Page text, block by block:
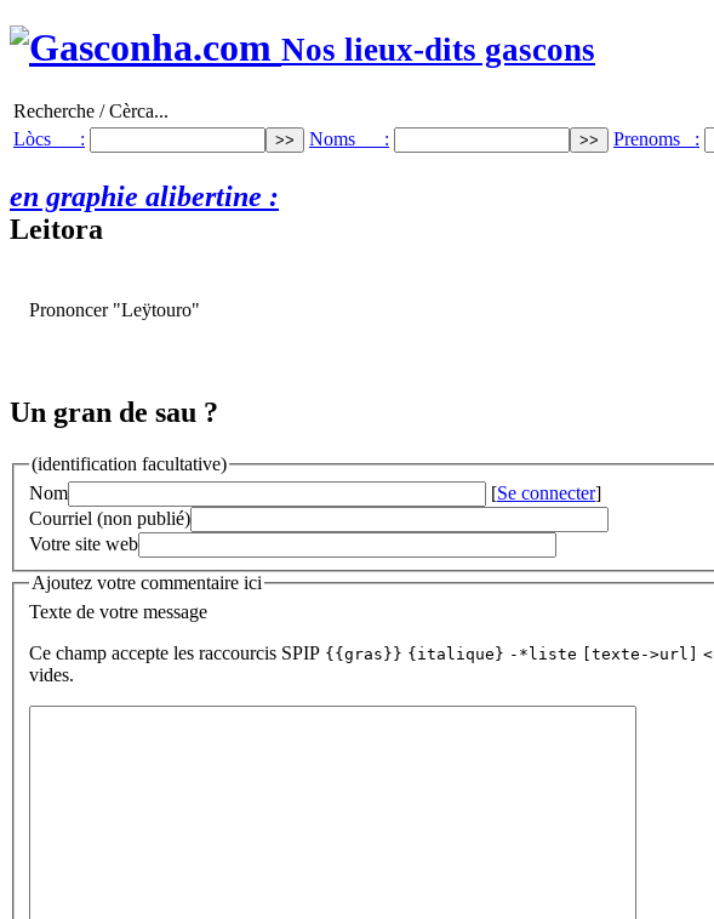
Nos lieux-dits gascons
Recherche / Cèrca...
Lòcs :
Noms : Prenoms :
en graphie alibertine :
Leitora
Prononcer "Leÿtouro"
Un gran de sau ?
(identification facultative)
Nom
[Se connecter]
Courriel (non publié)
Votre site web
Ajoutez votre commentaire ici
Texte de votre message
Ce champ accepte les raccourcis SPIP {{gras}} {italique} -*liste [texte->url]
vides.